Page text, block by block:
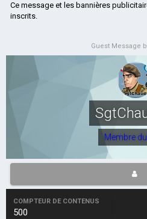
Ce message et les bannières
inscrits.
Guest Message
Membre
COMPTEUR DE CONTENUS
500